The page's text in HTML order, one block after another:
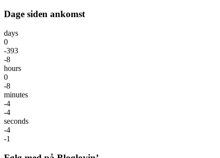
Dage siden ankomst
days
0
-393
-8
hours
0
-8
minutes
-4
-4
seconds
-4
-1